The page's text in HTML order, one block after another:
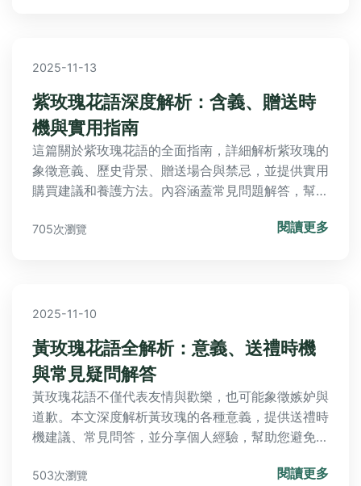
2025-11-13
紫玫瑰花語深度解析：含義、贈送時
機與實用指南
這篇關於紫玫瑰花語的全面指南，詳細解析紫玫瑰的
象徵意義、歷史背景、贈送場合與禁忌，並提供實用
購買建議和養護方法。內容涵蓋常見問題解答，幫助
用，一應俱全。無論是情人節、生日或特殊紀念日，
705次瀏覽 閱讀更多
2025-11-10
黃玫瑰花語全解析：意義、送禮時機
與常見疑問解答
黃玫瑰花語不僅代表友情與歡樂，也可能象徵嫉妒與
道歉。本文深度解析黃玫瑰的各種意義，提供送禮時
機建議、常見問答，並分享個人經驗，幫助您避免誤
台灣本地觀點，讓您徹底了解黃玫瑰花語的奧秘。
503次瀏覽 閱讀更多